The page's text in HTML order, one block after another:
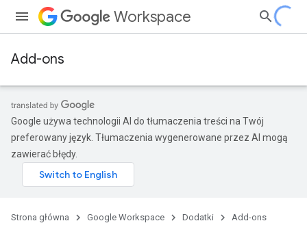
Workspace
Add-ons
Google używa technologii AI do tłumaczenia treści na Twój
preferowany język. Tłumaczenia wygenerowane przez AI mogą
zawierać błędy.
Strona główna Google Workspace Dodatki Add-ons